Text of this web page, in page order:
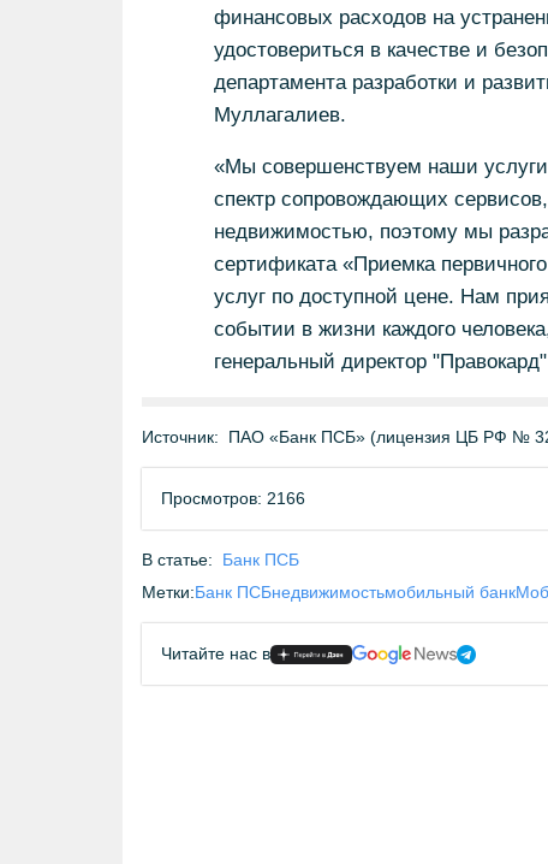
финансовых расходов на
удостовериться в качестве и
департамента разработки и
Муллагалиев.
«Мы совершенствуем наши
спектр сопровождающих
недвижимостью, поэтому мы
сертификата «Приемка
услуг по доступной цене. Нам
событии в жизни каждого
генеральный директор
Источник: ПАО «Банк ПСБ» (лицензия ЦБ РФ №
Просмотров: 2166
В статье:
Банк ПСБ
Метки:Банк ПСБнедвижимостьмобильный банк
Читайте нас в